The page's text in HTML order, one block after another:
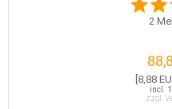
2
[8,88
incl.
zzgl.